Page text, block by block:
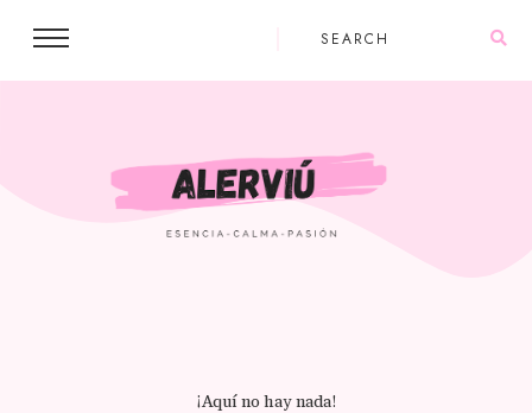
¡Aquí no hay nada!